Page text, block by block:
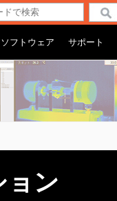
検索
ソフトウェア サポート
ョン